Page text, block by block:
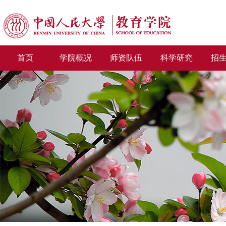
首页 学院概况 师资队伍 科学研究 招